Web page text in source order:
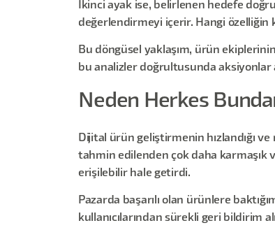
İkinci ayak ise, belirlenen hedefe
değerlendirmeyi içerir. Hangi özelliğin
Bu döngüsel yaklaşım, ürün
bu analizler doğrultusunda aksiyonlar
Neden Herkes
Dijital ürün geliştirmenin hızlandığı
tahmin edilenden çok daha karmaşık
erişilebilir hale getirdi.
Pazarda başarılı olan ürünlere
kullanıcılarından sürekli geri bildirim